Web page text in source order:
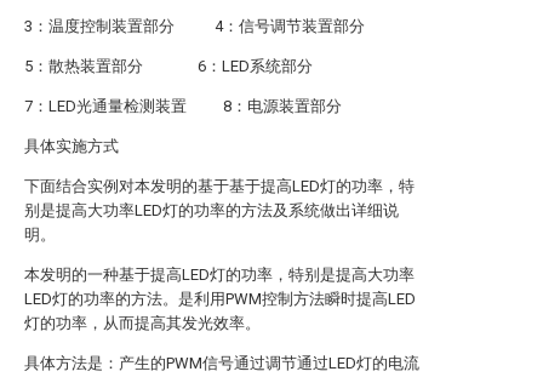
3：温度控制装置部分 4：信号调节装置部分
5：散热装置部分 6：LED系统部分
7：LED光通量检测装置 8：电源装置部分
具体实施方式
下面结合实例对本发明的基于基于提高LED灯的功率，特
别是提高大功率LED灯的功率的方法及系统做出详细说
明。
本发明的一种基于提高LED灯的功率，特别是提高大功率
LED灯的功率的方法。是利用PWM控制方法瞬时提高LED
灯的功率，从而提高其发光效率。
具体方法是：产生的PWM信号通过调节通过LED灯的电流